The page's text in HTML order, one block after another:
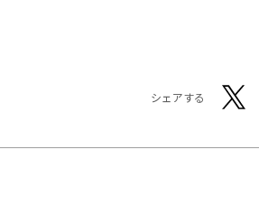
シェアする